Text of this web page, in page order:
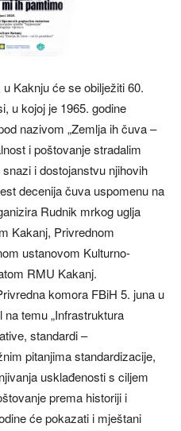
Kaknju će se obilježiti 60.
u kojoj je 1965. godine
nazivom „Zemlja ih čuva –
i poštovanje stradalim
i dostojanstvu njihovih
decenija čuva uspomenu na
Rudnik mrkog uglja
Kakanj, Privrednom
ustanovom Kulturno-
RMU Kakanj.
komora FBiH 5. juna u
temu „Infrastruktura
standardi –
pitanjima standardizacije,
usklađenosti s ciljem
prema historiji i
će pokazati i mještani